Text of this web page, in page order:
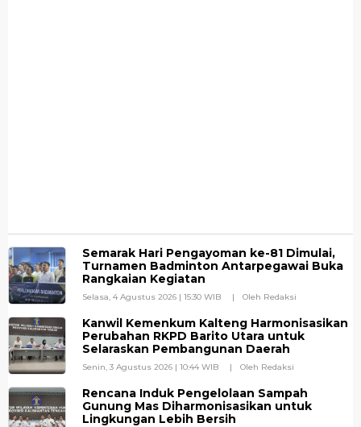
Semarak Hari Pengayoman ke-81 Dimulai,
Turnamen Badminton Antarpegawai Buka
Rangkaian Kegiatan
Selasa, 4 Agustus 2026 | 15:30 WIB Oleh Redaksi
Kanwil Kemenkum Kalteng Harmonisasikan
Perubahan RKPD Barito Utara untuk
Selaraskan Pembangunan Daerah
Senin, 3 Agustus 2026 | 10:44 WIB Oleh Redaksi
Rencana Induk Pengelolaan Sampah
Gunung Mas Diharmonisasikan untuk
Lingkungan Lebih Bersih